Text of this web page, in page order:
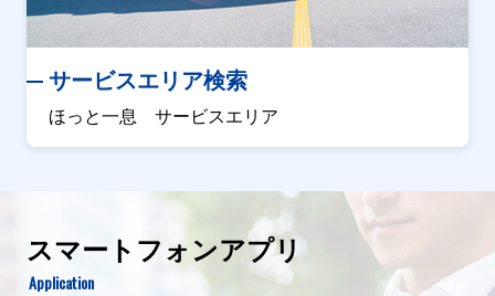
サービスエリア検索
ほっと一息 サービスエリア
スマートフォンアプリ
Application